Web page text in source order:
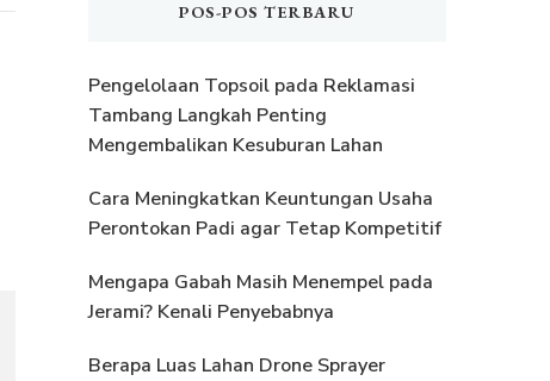
POS-POS TERBARU
Pengelolaan Topsoil pada Reklamasi
Tambang Langkah Penting
Mengembalikan Kesuburan Lahan
Cara Meningkatkan Keuntungan Usaha
Perontokan Padi agar Tetap Kompetitif
Mengapa Gabah Masih Menempel pada
Jerami? Kenali Penyebabnya
Berapa Luas Lahan Drone Sprayer